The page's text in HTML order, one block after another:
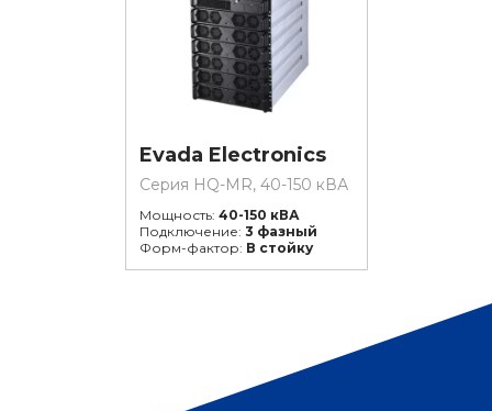
Evada Electronics
Серия HQ-MR, 40-150 кВА
Мощность: 40-150 кВА
Подключение: 3 фазный
Форм-фактор: В стойку